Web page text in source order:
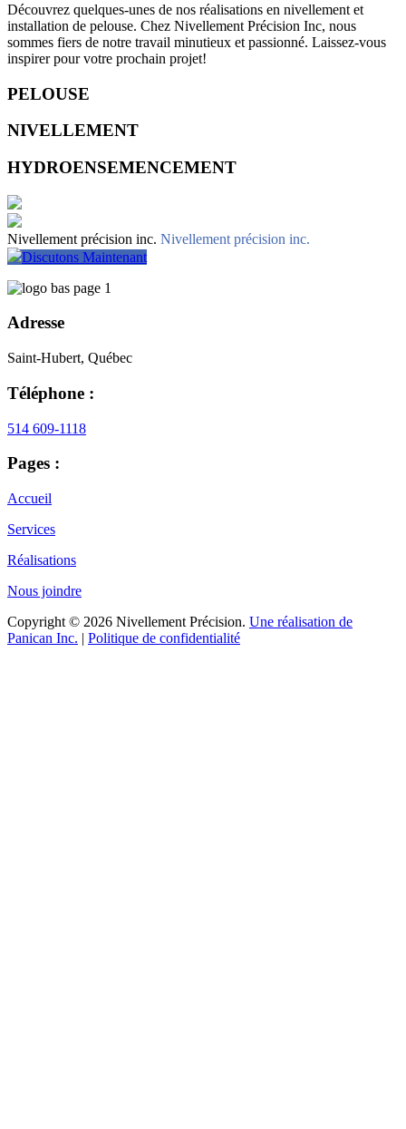
Découvrez quelques-unes de nos réalisations en nivellement et
installation de pelouse. Chez Nivellement Précision Inc, nous
sommes fiers de notre travail minutieux et passionné. Laissez-vous
inspirer pour votre prochain projet!
PELOUSE
NIVELLEMENT
HYDROENSEMENCEMENT
Nivellement précision inc. Nivellement précision inc.
Discutons Maintenant
Adresse
Saint-Hubert, Québec
Téléphone :
514 609-1118
Pages :
Accueil
Services
Réalisations
Nous joindre
Copyright © 2026 Nivellement Précision. Une réalisation de
Panican Inc. | Politique de confidentialité